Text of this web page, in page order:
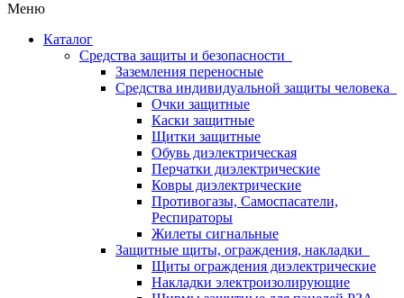
Меню
Каталог
Средства защиты и безопасности
Заземления переносные
Средства индивидуальной защиты человека
Очки защитные
Каски защитные
Щитки защитные
Обувь диэлектрическая
Перчатки диэлектрические
Ковры диэлектрические
Противогазы, Самоспасатели,
Респираторы
Жилеты сигнальные
Защитные щиты, ограждения, накладки
Щиты ограждения диэлектрические
Накладки электроизолирующие